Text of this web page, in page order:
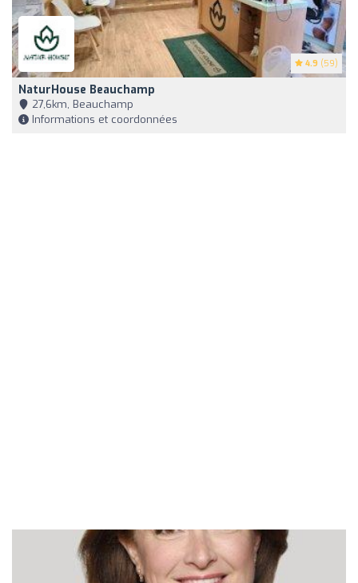
4.9 (59)
NaturHouse Beauchamp
27,6km, Beauchamp
Informations et coordonnées